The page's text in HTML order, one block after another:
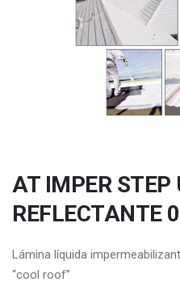
AT IMPER STEP
REFLECTANTE
Lámina líquida
“cool roof”